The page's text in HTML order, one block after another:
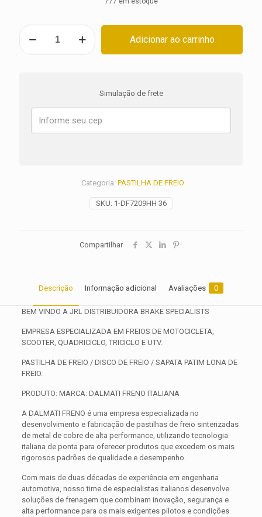
2019
Adicionar ao carrinho
Simulação de frete
SKU: 1-DF7209HH 36
Categoria: PASTILHA DE FREIO
Compartilhar
Descrição Informação adicional Avaliações 0
BEM VINDO A JRL DISTRIBUIDORA BRAKE SPECIALISTS
EMPRESA ESPECIALIZADA EM FREIOS DE MOTOCICLETA,
SCOOTER, QUADRICICLO, TRICICLO E UTV.
PASTILHA DE FREIO / DISCO DE FREIO / SAPATA PATIM LONA DE
FREIO.
PRODUTO: MARCA: DALMATI FRENO ITALIANA
A DALMATI FRENO é uma empresa especializada no
desenvolvimento e fabricação de pastilhas de freio sinterizadas
de metal de cobre de alta performance, utilizando tecnologia
italiana de ponta para oferecer produtos que excedem os mais
rigorosos padrões de qualidade e desempenho.
Com mais de duas décadas de experiência em engenharia
automotiva, nosso time de especialistas italianos desenvolve
soluções de frenagem que combinam inovação, segurança e
alta performance para os mais exigentes pilotos e condições